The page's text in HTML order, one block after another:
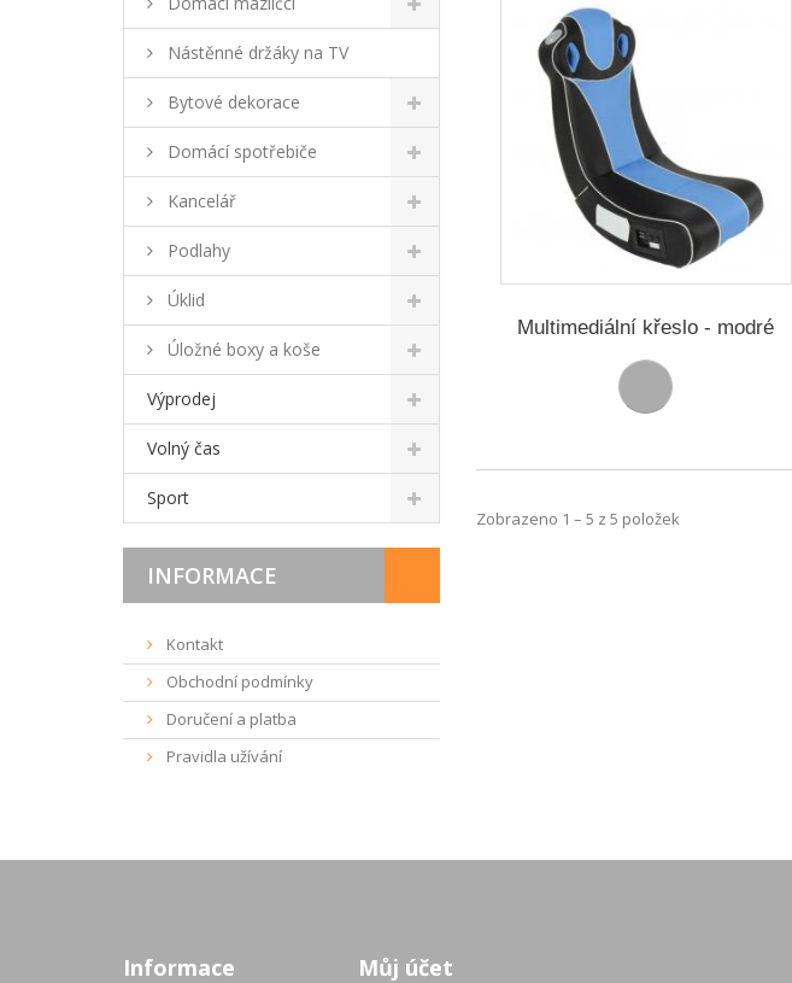
Nástěnné držáky na TV
Bytové dekorace
Domácí spotřebiče
Kancelář
Podlahy
Úklid
Úložné boxy a koše
Výprodej
Volný čas
Sport
INFORMACE
Kontakt
Obchodní podmínky
Doručení a platba
Pravidla užívání
Multimediální křeslo - modré
Zobrazeno 1 – 5 z 5 položek
Informace Můj účet